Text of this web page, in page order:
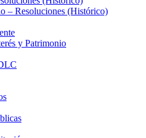
– Resoluciones (Histórico)
y Patrimonio